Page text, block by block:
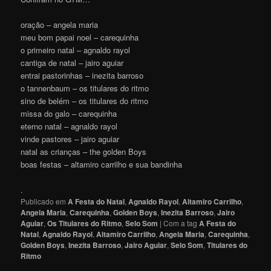
oração – angela maria
meu bom papai noel – carequinha
o primeiro natal – agnaldo rayol
cantiga de natal – jairo aguiar
entrai pastorinhas – inezita barroso
o tannenbaum – os titulares do ritmo
sino de belém – os titulares do ritmo
missa do galo – carequinha
eterno natal – agnaldo rayol
vinde pastores – jairo aguiar
natal as crianças – the golden Boys
boas festas – altamiro carrilho e sua bandinha
.
Publicado em A Festa do Natal,Agnaldo Rayol,Altamiro Carrilho,
Angela Maria,Carequinha,Golden Boys,Inezita Barroso,Jairo
Aguiar,Os Titulares do Ritmo,Selo Som |Com a tagA Festa do
Natal,Agnaldo Rayol,Altamiro Carrilho,Angela Maria,Carequinha,
Golden Boys,Inezita Barroso,Jairo Aguiar,Selo Som,Titulares do
Ritmo